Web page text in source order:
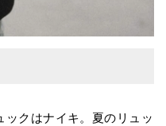
ックはナイキ。夏のリュッ